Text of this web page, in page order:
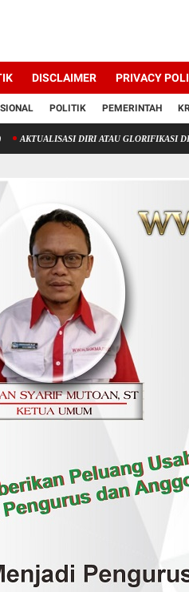
DISCLAIMER PRIVACY
POLITIK PEMERINTAH
DIRI ATAU GLORIFIKASI DIRI?